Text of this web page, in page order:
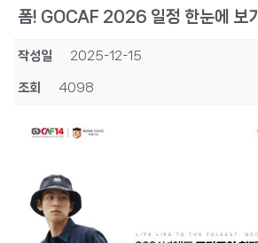
폼! GOCAF 2026 일정 한눈에 보기
작성일 2025-12-15
조회 4098